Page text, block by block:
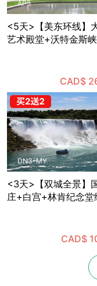
AP5
<5天>【美东环线】
艺术殿堂+沃特金斯
CAD$
DN3-MY
<3天>【双城全景】
庄+白宫+林肯纪念堂
凌空，纽约往返CAD$